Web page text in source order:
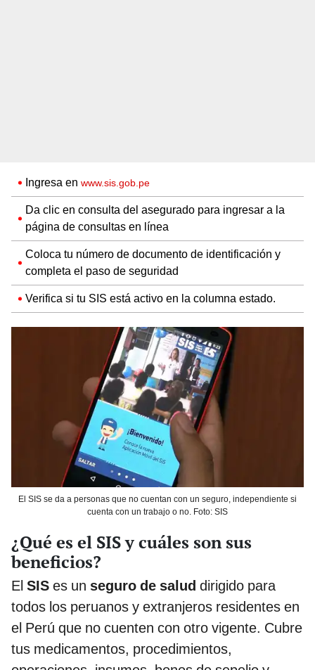
Ingresa en www.sis.gob.pe
Da clic en consulta del asegurado para ingresar a la
página de consultas en línea
Coloca tu número de documento de identificación y
completa el paso de seguridad
Verifica si tu SIS está activo en la columna estado.
El SIS se da a personas que no cuentan con un seguro, independiente si
cuenta con un trabajo o no. Foto: SIS
¿Qué es el SIS y cuáles son sus
beneficios?
El SIS es un seguro de salud dirigido para
todos los peruanos y extranjeros residentes en
el Perú que no cuenten con otro vigente. Cubre
tus medicamentos, procedimientos,